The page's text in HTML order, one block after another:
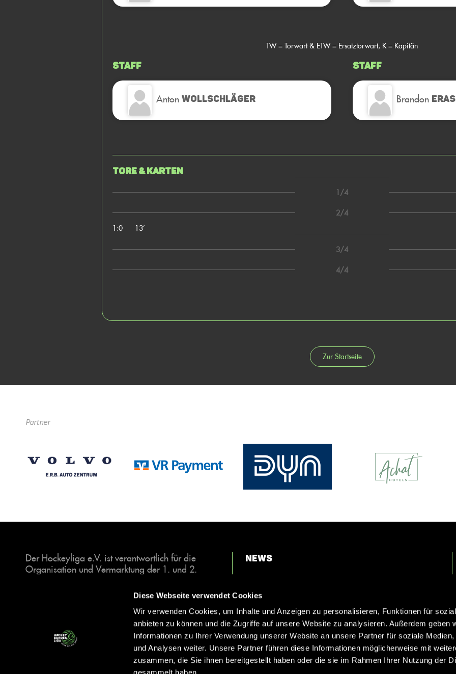
Diese Webseite verwendet Cookies
Wir verwenden Cookies, um Inhalte und Anzeigen zu personalisieren, Funktionen für
anbieten zu können und die Zugriffe auf unsere Website zu analysieren. Außerdem geben
Informationen zu Ihrer Verwendung unserer Website an unsere Partner für soziale Medien,
und Analysen weiter. Unsere Partner führen diese Informationen möglicherweise mit
zusammen, die Sie ihnen bereitgestellt haben oder die sie im Rahmen Ihrer Nutzung der
TW = Torwart & ETW = Ersatztorwart, K = Kapitän
Staff
Anton WOLLSCHLÄGER
Staff
Brandon
Tore & Karten
1/4
2/4
1:0
13’
3/4
4/4
Zur Startseite
Partner
Der Hockeyliga e.V. ist verantwortlich für die
Organisation und Vermarktung der 1. und 2.
Halle. Insgesamt sind über 60 Vereine unter dem
Dach der Hockeyliga organisiert, sowohl im
Herren als auch im Damen Bereich.
News
Kontakt